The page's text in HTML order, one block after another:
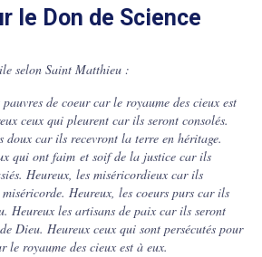
le Don de Science
selon Saint Matthieu :
de coeur car le royaume des cieux est
ceux qui pleurent car ils seront consolés.
doux car ils recevront la terre en héritage.
qui ont faim et soif de la justice car ils
Heureux, les miséricordieux car ils
Heureux, les coeurs purs car ils
Heureux les artisans de paix car ils seront
Dieu. Heureux ceux qui sont persécutés pour
le royaume des cieux est à eux.